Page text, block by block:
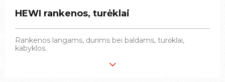
HEWI rankenos, turėklai
Rankenos langams, durims bei baldams, turėklai,
kabyklos.
HEWI rankenos, turėklai
Rankenos langams, durims bei baldams, turėklai,
kabyklos.